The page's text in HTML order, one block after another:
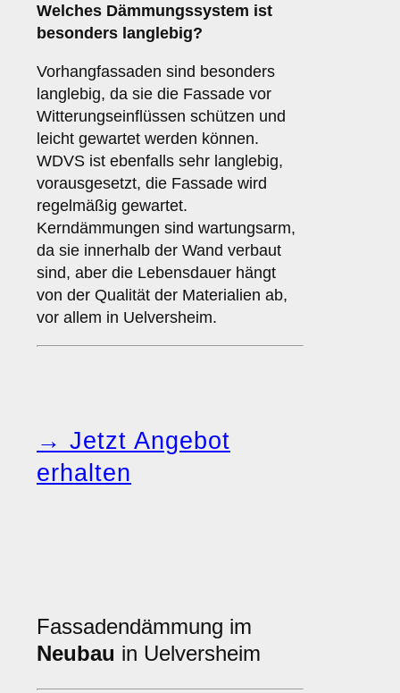
Welches Dämmungssystem ist
besonders langlebig?
Vorhangfassaden sind besonders
langlebig, da sie die Fassade vor
Witterungseinflüssen schützen und
leicht gewartet werden können.
WDVS ist ebenfalls sehr langlebig,
vorausgesetzt, die Fassade wird
regelmäßig gewartet.
Kerndämmungen sind wartungsarm,
da sie innerhalb der Wand verbaut
sind, aber die Lebensdauer hängt
von der Qualität der Materialien ab,
vor allem in Uelversheim.
→ Jetzt Angebot
erhalten
Fassadendämmung im
Neubau in Uelversheim